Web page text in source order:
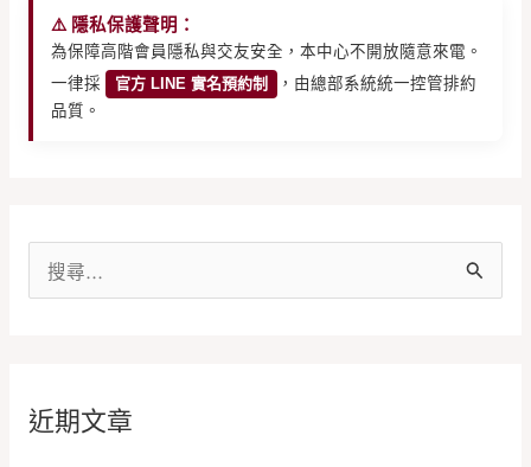
⚠️ 隱私保護聲明：
為保障高階會員隱私與交友安全，本中心不開放隨意來電。
一律採
官方 LINE 實名預約制
，由總部系統統一控管排約
品質。
字
近期文章